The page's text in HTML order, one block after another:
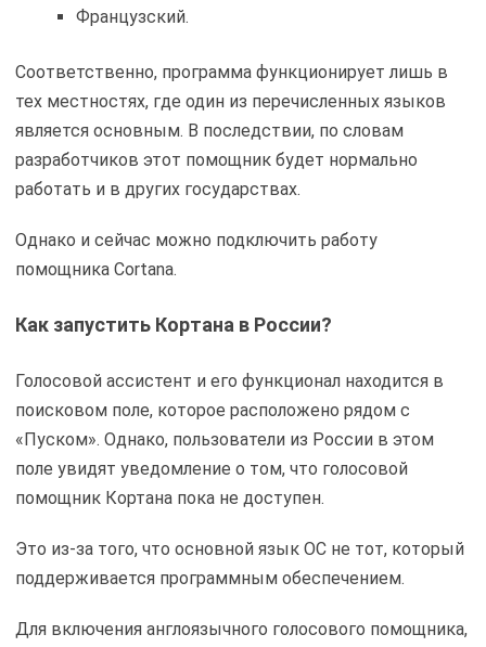
Французский.
Соответственно, программа функционирует лишь в
тех местностях, где один из перечисленных языков
является основным. В последствии, по словам
разработчиков этот помощник будет нормально
работать и в других государствах.
Однако и сейчас можно подключить работу
помощника Cortana.
Как запустить Кортана в России?
Голосовой ассистент и его функционал находится в
поисковом поле, которое расположено рядом с
«Пуском». Однако, пользователи из России в этом
поле увидят уведомление о том, что голосовой
помощник Кортана пока не доступен.
Это из-за того, что основной язык ОС не тот, который
поддерживается программным обеспечением.
Для включения англоязычного голосового помощника,